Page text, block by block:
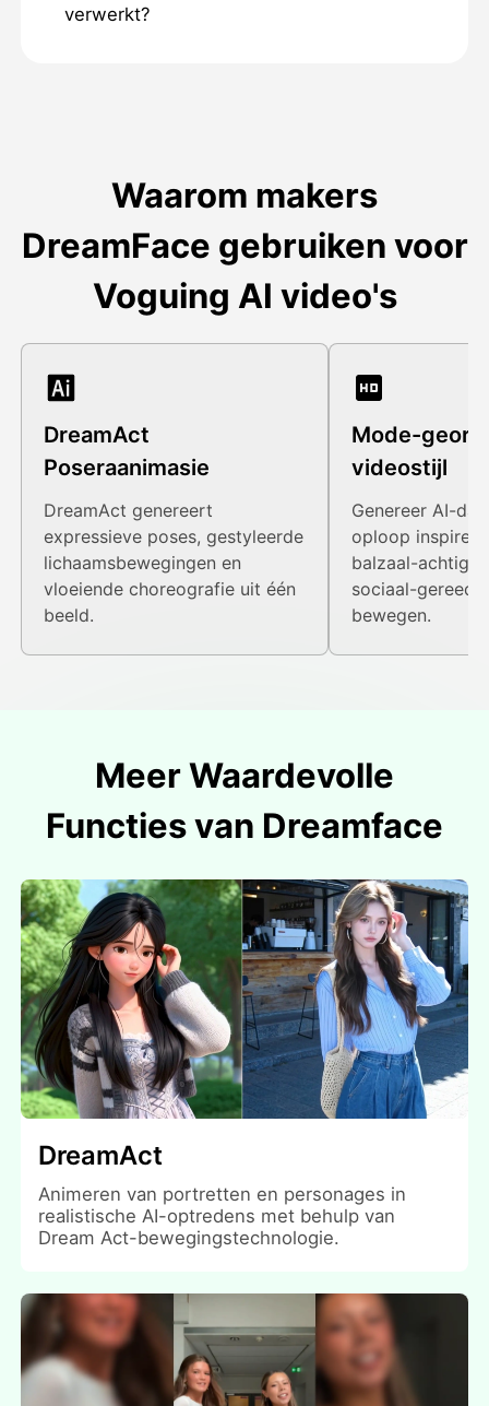
verwerkt?
Waarom makers
DreamFace gebruiken voor
Voguing AI video's
DreamAct
Poseraanimasie
DreamAct genereert
expressieve poses, gestyleerde
lichaamsbewegingen en
vloeiende choreografie uit één
beeld.
Mode-
videostijl
Genereer AI-
oploop
balzaal-achtige
sociaal-gereed
bewegen.
Meer Waardevolle
Functies van Dreamface
DreamAct
Animeren van portretten en personages in
realistische AI-optredens met behulp van
Dream Act-bewegingstechnologie.